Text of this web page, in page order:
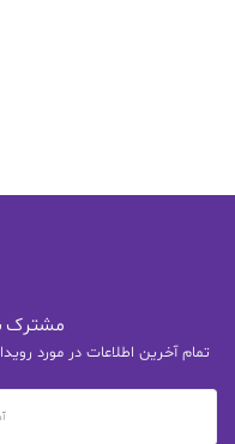
مشترک
تمام آخرین اطلاعات در مورد